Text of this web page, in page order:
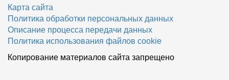
Карта сайта
Политика обработки персональных данных
Описание процесса передачи данных
Политика использования файлов cookie
Копирование материалов сайта запрещено